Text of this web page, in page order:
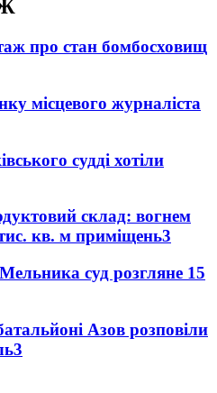
про стан бомбосховищ
місцевого журналіста
судді хотіли
склад: вогнем
кв. м приміщень3
суд розгляне 15
Азов розповіли
3